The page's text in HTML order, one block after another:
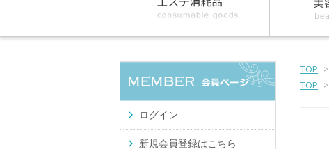
TOP >
TOP >
ログイン
新規会員登録はこちら